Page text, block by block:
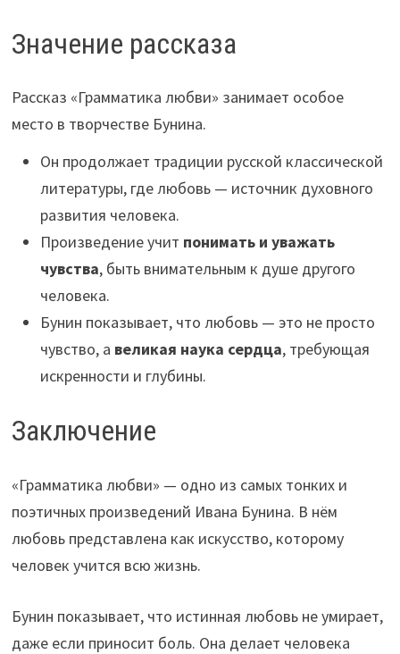
Значение рассказа
Рассказ «Грамматика любви» занимает особое
место в творчестве Бунина.
Он продолжает традиции русской классической
литературы, где любовь — источник духовного
развития человека.
Произведение учит понимать и уважать
чувства, быть внимательным к душе другого
человека.
Бунин показывает, что любовь — это не просто
чувство, а великая наука сердца, требующая
искренности и глубины.
Заключение
«Грамматика любви» — одно из самых тонких и
поэтичных произведений Ивана Бунина. В нём
любовь представлена как искусство, которому
человек учится всю жизнь.
Бунин показывает, что истинная любовь не умирает,
даже если приносит боль. Она делает человека